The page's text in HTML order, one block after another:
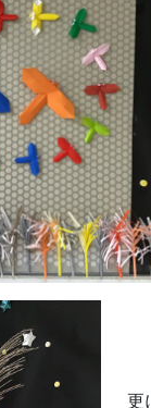
更